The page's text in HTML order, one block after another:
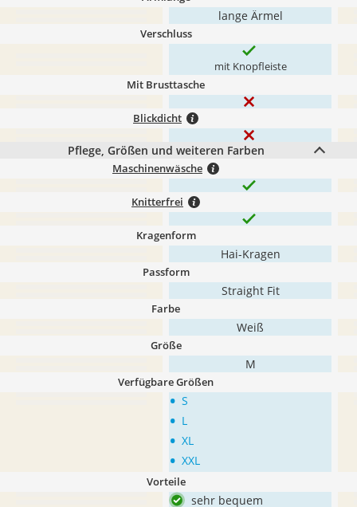
lange Ärmel
Verschluss
mit Knopfleiste
Mit Brusttasche
Blickdicht
Pflege, Größen und weiteren Farben
Maschinenwäsche
Knitterfrei
Kragenform
Hai-Kragen
Passform
Straight Fit
Farbe
Weiß
Größe
M
Verfügbare Größen
• S
• L
• XL
• XXL
Vorteile
sehr bequem